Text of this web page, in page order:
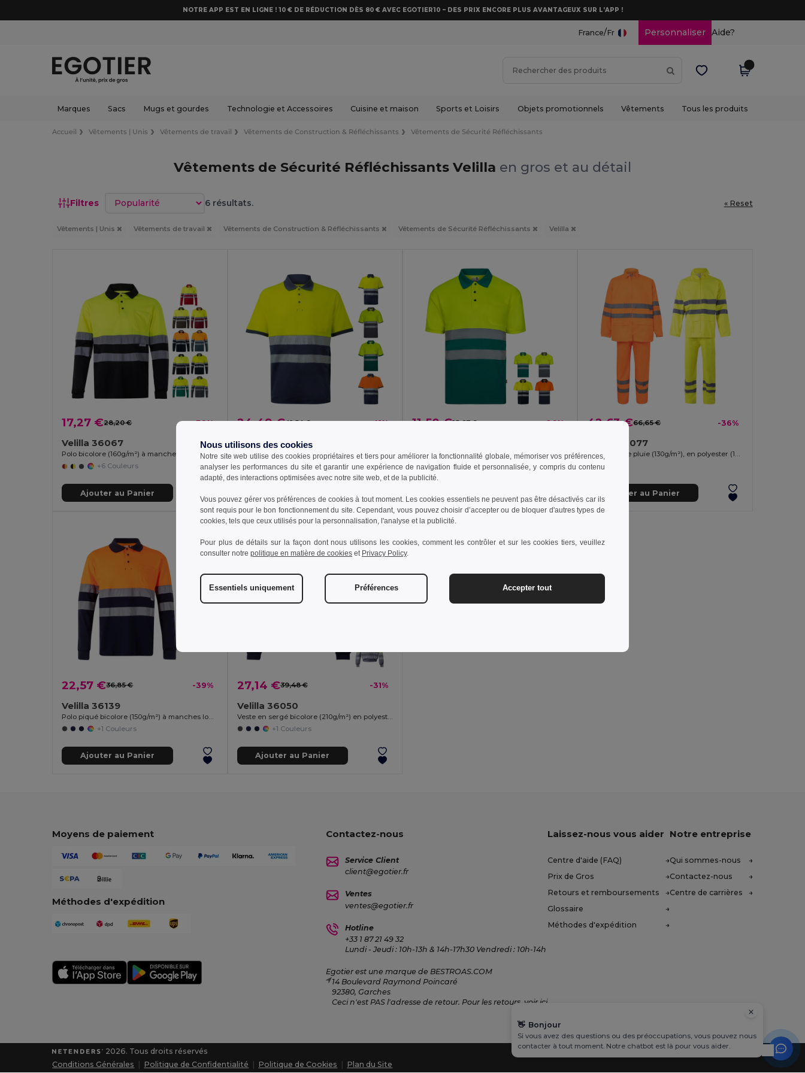
NOTRE APP EST EN LIGNE ! 10 € DE RÉDUCTION DÈS 80 € AVEC EGOTIER10 – DES PRIX ENCORE PLUS AVANTAGEUX SUR L’APP !
France/Fr Personnaliser Aide?
Marques Sacs Mugs et gourdes Technologie et Accessoires Cuisine et maison Sports et Loisirs Objets promotionnels Vêtements Tous les produits
Accueil Vêtements | Unis Vêtements de travail Vêtements de Construction & Réfléchissants Vêtements de Sécurité Réfléchissants
Vêtements de Sécurité Réfléchissants Velilla en gros et au détail
Filtres Trier par 6 résultats. « Reset
Vêtements | Unis Vêtements de travail Vêtements de Construction & Réfléchissants Vêtements de Sécurité Réfléchissants Velilla
17,27 €28,20 € -39%
Velilla 36067
Polo bicolore (160g/m²) à manches longues, en polyester (100%)
+6 Couleurs
Ajouter au Panier
24,49 €41,54 € -41%
Velilla 36100
Polo piqué bicolore (150g/m²) à manches courtes, en coton (55%) et polyester (45%)
+1 Couleurs
11,50 €15,63 € -26%
Polo Bird-eye (140g/m²) à manches courtes, en polyester (100%)
+1 Couleurs
42,63 €66,65 € -36%
Velilla 36077
Ensemble de pluie (130g/m²), en polyester (100%) avec finition PU
Ajouter au Panier
22,57 €36,85 € -39%
Velilla 36139
+1 Couleurs
Ajouter au Panier
27,14 €39,48 € -31%
Velilla 36050
Veste en sergé bicolore (210g/m²) en polyester (80%) et coton (20%)
+1 Couleurs
Ajouter au Panier
Moyens de paiement
Méthodes d'expédition
Contactez-nous
Service Client
client@egotier.fr
Ventes
ventes@egotier.fr
Hotline
+33 1 87 21 49 32
Lundi - Jeudi : 10h-13h & 14h-17h30 Vendredi : 10h-14h
Egotier est une marque de BESTROAS.COM
14 Boulevard Raymond Poincaré
92380, Garches
Ceci n'est PAS l'adresse de retour. Pour les retours, voir ici
Laissez-nous vous aider
Centre d'aide (FAQ)
Prix de Gros
Retours et remboursements
Glossaire
Méthodes d'expédition
Notre entreprise
Qui sommes-nous
Contactez-nous
Centre de carrières
2026. Tous droits réservés
Conditions Générales
Politique de Confidentialité Politique de Cookies Plan du Site
Nous utilisons des cookies
Notre site web utilise des cookies propriétaires et tiers pour améliorer la fonctionnalité globale, mémoriser vos préférences,
analyser les performances du site et garantir une expérience de navigation fluide et personnalisée, y compris du contenu
adapté, des interactions optimisées avec notre site web, et de la publicité.
Vous pouvez gérer vos préférences de cookies à tout moment. Les cookies essentiels ne peuvent pas être désactivés car ils
sont requis pour le bon fonctionnement du site. Cependant, vous pouvez choisir d’accepter ou de bloquer d'autres types de
cookies, tels que ceux utilisés pour la personnalisation, l'analyse et la publicité.
Pour plus de détails sur la façon dont nous utilisons les cookies, comment les contrôler et sur les cookies tiers, veuillez
consulter notre politique en matière de cookies et Privacy Policy.
Essentiels uniquement Préférences Accepter tout
👋 Bonjour
Si vous avez des questions ou des préoccupations, vous pouvez nous
contacter à tout moment. Notre chatbot est là pour vous aider.